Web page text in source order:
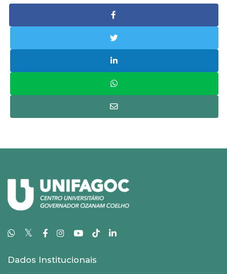
𝕏
Dados Institucionais